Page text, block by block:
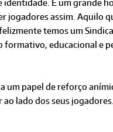
identidade. É um grande
jogadores assim. Aquilo
temos um
educacional e
um papel de reforço
ao lado dos seus jogadores.